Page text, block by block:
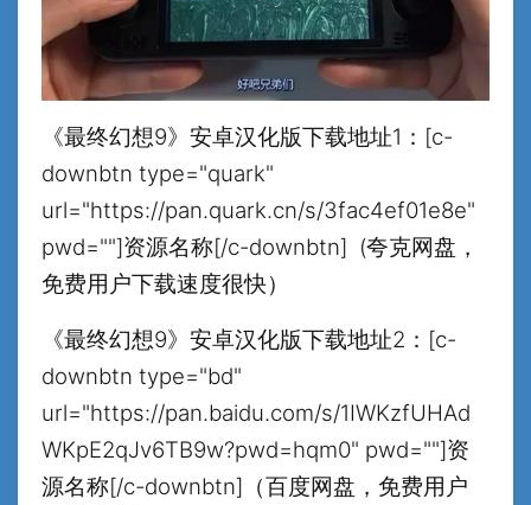
《最终幻想9》安卓汉化版下载地址1：[c-
downbtn type="quark"
url="https://pan.quark.cn/s/3fac4ef01e8e"
pwd=""]资源名称[/c-downbtn] (夸克网盘，
免费用户下载速度很快）
《最终幻想9》安卓汉化版下载地址2：[c-
downbtn type="bd"
url="https://pan.baidu.com/s/1IWKzfUHAd
WKpE2qJv6TB9w?pwd=hqm0" pwd=""]资
源名称[/c-downbtn]（百度网盘，免费用户